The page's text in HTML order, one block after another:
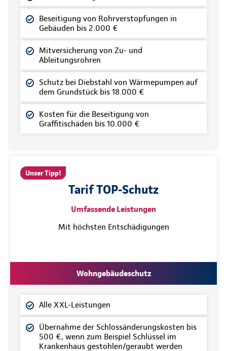
Beseitigung von Rohrverstopfungen in
Gebäuden bis 2.000 €
Mitversicherung von Zu- und
Ableitungsrohren
Schutz bei Diebstahl von Wärmepumpen auf
dem Grundstück bis 18.000 €
Kosten für die Beseitigung von
Graffitischäden bis 10.000 €
Unser Tipp!
Tarif TOP-Schutz
Umfassende Leistungen
Mit höchsten Entschädigungen
Wohngebäudeschutz
Alle XXL-Leistungen
Übernahme der Schlossänderungskosten bis
500 €, wenn zum Beispiel Schlüssel im
Krankenhaus gestohlen/geraubt werden